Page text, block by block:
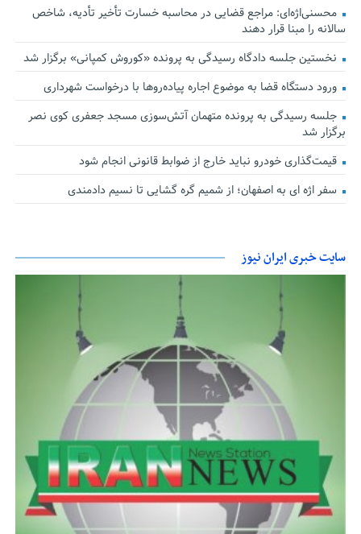
محسنی‌اژه‌ای: مراجع قضایی در محاسبه خسارت تأخیر تأدیه، شاخص
سالانه را مبنا قرار دهند
نخستین جلسه دادگاه رسیدگی به پرونده «کوروش کمپانی» برگزار شد
ورود دستگاه قضا به موضوع اجاره پیاده‌روها با درخواست شهرداری
جلسه رسیدگی به پرونده متهمان آتش‌سوزی مسجد جعفری کوی نصر
برگزار شد
قیمت‌گذاری خودرو نباید خارج از ضوابط قانونی انجام شود
سفر اژه ای به اصفهان؛ از شمیم گره گشایی تا نسیم دادمندی
سایت خبری ایران نیوز